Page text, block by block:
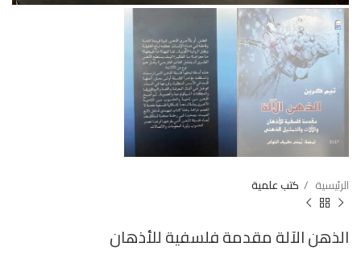
الرئيسية كتب علمية
الذهن الآلة مقدمة فلسفية للأذهان